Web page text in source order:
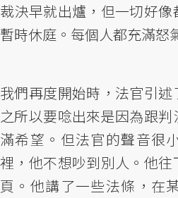
裁決早就出爐，但一切好
暫時休庭。每個人都充滿怒
我們再度開始時，法官引
之所以要唸出來是因為跟
滿希望。但法官的聲音很
裡，他不想吵到別人。他
頁。他講了一些法條，在